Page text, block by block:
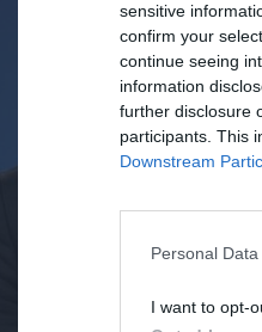
sensitive
confirm your
continue seeing
information
further disclosure
participants. This
Downstream
Personal
I want to opt-